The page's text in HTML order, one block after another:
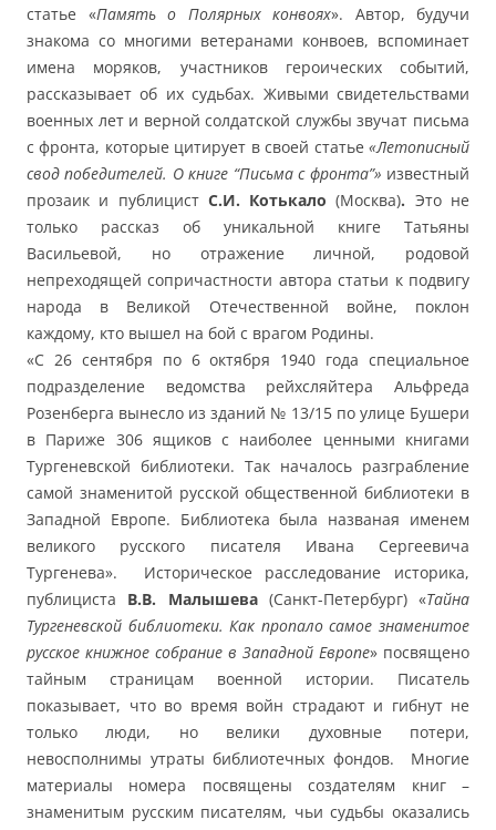
статье «Память о Полярных конвоях». Автор, будучи
знакома со многими ветеранами конвоев, вспоминает
имена моряков, участников героических событий,
рассказывает об их судьбах. Живыми свидетельствами
военных лет и верной солдатской службы звучат письма
с фронта, которые цитирует в своей статье «Летописный
свод победителей. О книге “Письма с фронта”» известный
прозаик и публицист С.И. Котькало(Москва). Это не
только рассказ об уникальной книге Татьяны
Васильевой, но отражение личной, родовой
непреходящей сопричастности автора статьи к подвигу
народа в Великой Отечественной войне, поклон
каждому, кто вышел на бой с врагом Родины.
«С 26 сентября по 6 октября 1940 года специальное
подразделение ведомства рейхсляйтера Альфреда
Розенберга вынесло из зданий № 13/15 по улице Бушери
в Париже 306 ящиков с наиболее ценными книгами
Тургеневской библиотеки. Так началось разграбление
самой знаменитой русской общественной библиотеки в
Западной Европе. Библиотека была названая именем
великого русского писателя Ивана Сергеевича
Тургенева». Историческое расследование историка,
публициста В.В. Малышева (Санкт-Петербург) «Тайна
Тургеневской библиотеки. Как пропало самое знаменитое
русское книжное собрание в Западной Европе» посвящено
тайным страницам военной истории. Писатель
показывает, что во время войн страдают и гибнут не
только люди, но велики духовные потери,
невосполнимы утраты библиотечных фондов. Многие
материалы номера посвящены создателям книг –
знаменитым русским писателям, чьи судьбы оказались